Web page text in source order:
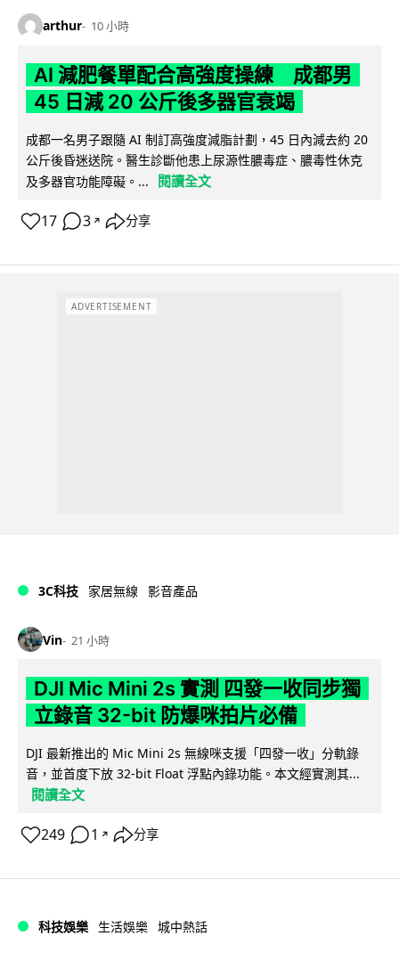
arthur 10 小時
AI 減肥餐單配合高強度操練 成都男
45 日減 20 公斤後多器官衰竭
成都一名男子跟隨 AI 制訂高強度減脂計劃，45 日內減去約 20
公斤後昏迷送院。醫生診斷他患上尿源性膿毒症、膿毒性休克
及多器官功能障礙。...
閱讀全文
17 3 ↗ 分享
ADVERTISEMENT
3C科技 家居無線 影音產品
Vin 21 小時
DJI Mic Mini 2s 實測 四發一收同步獨
立錄音 32-bit 防爆咪拍片必備
DJI 最新推出的 Mic Mini 2s 無線咪支援「四發一收」分軌錄
音，並首度下放 32-bit Float 浮點內錄功能。本文經實測其...
閱讀全文
249 1 ↗ 分享
科技娛樂 生活娛樂 城中熱話